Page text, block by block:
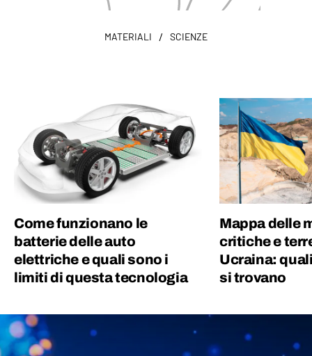
MATERIALI / SCIENZE
Come funzionano le
batterie delle auto
elettriche e quali sono i
limiti di questa tecnologia
Mappa delle
critiche e
Ucraina:
si trovano